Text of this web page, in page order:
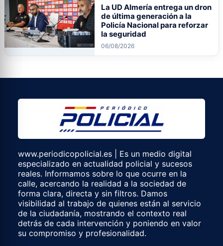
La UD Almería entrega un dron
de última generación a la
Policía Nacional para reforzar
la seguridad
06/08/2026
www.periodicopolicial.es | Es un medio digital
especializado en actualidad policial y sucesos
reales. Informamos sobre lo que ocurre en la
calle, acercando la realidad a la sociedad de
forma clara, directa y sin filtros. Damos
visibilidad al trabajo de quienes están al servicio
de la ciudadanía, mostrando el contexto real
detrás de cada intervención y poniendo en valor
su compromiso y profesionalidad.